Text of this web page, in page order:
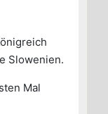
Slowenien.
Mal